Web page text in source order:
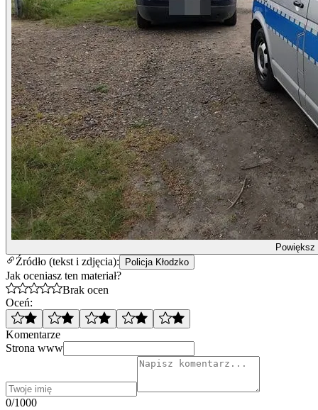
Powiększ
Źródło (tekst i zdjęcia): Policja Kłodzko
Jak oceniasz ten materiał?
Brak ocen
Oceń:
Komentarze
Strona www
0/1000